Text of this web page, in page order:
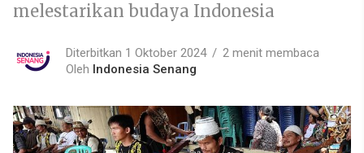
melestarikan budaya Indonesia
Diterbitkan 1 Oktober 2024
2 menit membaca
Oleh Indonesia Senang